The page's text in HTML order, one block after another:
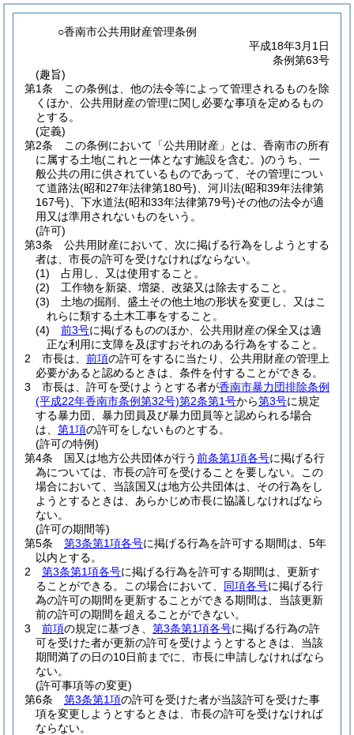
○香南市公共用財産管理条例
平成18年3月1日
条例第63号
(趣旨)
第1条
この条例は、他の法令等によって管理されるものを除
くほか、公共用財産の管理に関し必要な事項を定めるもの
とする。
(定義)
第2条
この条例において「公共用財産」とは、香南市の所有
に属する土地(これと一体となす施設を含む。)のうち、一
般公共の用に供されているものであって、その管理につい
て道路法(昭和27年法律第180号) 、河川法(昭和39年法律第
167号) 、下水道法(昭和33年法律第79号)その他の法令が適
用又は準用されないものをいう。
(許可)
第3条
公共用財産において、次に掲げる行為をしようとする
者は、市長の許可を受けなければならない。
(1)
占用し、又は使用すること。
(2)
工作物を新築、増築、改築又は除去すること。
(3)
土地の掘削、盛土その他土地の形状を変更し、又はこ
れらに類する土木工事をすること。
(4)
前3号に掲げるもののほか、公共用財産の保全又は適
正な利用に支障を及ぼすおそれのある行為をすること。
2
市長は、 前項の許可をするに当たり、公共用財産の管理上
必要があると認めるときは、条件を付することができる。
3
市長は、許可を受けようとする者が香南市暴力団排除条例
(平成22年香南市条例第32号)第2条第1号から第3号に規定
する暴力団、暴力団員及び暴力団員等と認められる場合
は、 第1項の許可をしないものとする。
(許可の特例)
第4条
国又は地方公共団体が行う前条第1項各号に掲げる行
為については、市長の許可を受けることを要しない。
この
場合において、当該国又は地方公共団体は、その行為をし
ようとするときは、あらかじめ市長に協議しなければなら
ない。
(許可の期間等)
第5条
第3条第1項各号に掲げる行為を許可する期間は、5年
以内とする。
2
第3条第1項各号に掲げる行為を許可する期間は、更新す
ることができる。
この場合において、 同項各号に掲げる行
為の許可の期間を更新することができる期間は、当該更新
前の許可の期間を超えることができない。
3
前項の規定に基づき、 第3条第1項各号に掲げる行為の許
可を受けた者が更新の許可を受けようとするときは、当該
期間満了の日の10日前までに、市長に申請しなければなら
ない。
(許可事項等の変更)
第6条
第3条第1項の許可を受けた者が当該許可を受けた事
項を変更しようとするときは、市長の許可を受けなければ
ならない。